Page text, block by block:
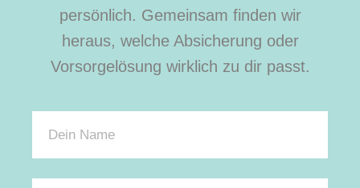
persönlich. Gemeinsam finden wir
heraus, welche Absicherung oder
Vorsorgelösung wirklich zu dir passt.